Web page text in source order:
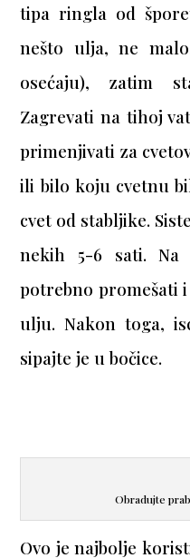
tipa ringla od
nešto ulja, ne
osećaju), zatim
Zagrevati na tihoj
primenjivati za
ili bilo koju cvetnu
cvet od stabljike.
nekih 5-6 sati. Na
potrebno promešati
ulju. Nakon toga,
sipajte je u bočice.
Obradujte
Ovo je najbolje